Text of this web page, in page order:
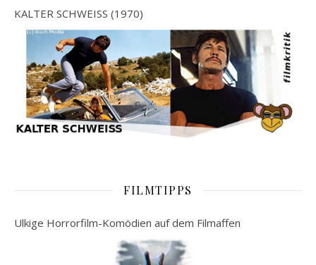
KALTER SCHWEISS (1970)
FILMTIPPS
Ulkige Horrorfilm-Komödien auf dem Filmaffen